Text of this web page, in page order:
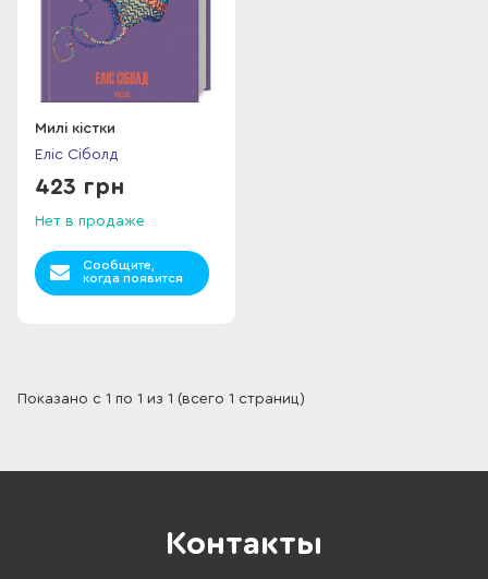
по продажам Тома Клэнси и Стивена Кинга. Элис была
удостоена премии Брэма Стокера и премии Ассоциации
книготорговцев.
«Милые кости» были экранизированы Марком Уолбергом,
главную роль сыграла Сьюзан Сарандон. В 2007 году
вышла третья книга Элис Сиболд «Почти Луна» — история
об убийстве дочерью ее пожилой матери.
Милі кістки
Еліс Сіболд
423 грн
Нет в продаже
Сообщите,
когда появится
Показано с 1 по 1 из 1 (всего 1 страниц)
Контакты